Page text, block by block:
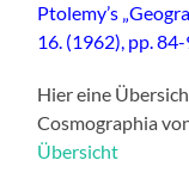
Ptolemy’s
16. (1962), pp.
Hier eine
Cosmographia
Übersicht